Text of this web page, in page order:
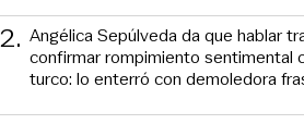
2. Angélica Sepúlveda da que hablar
confirmar rompimiento sentimental
turco: lo enterró con demoledora